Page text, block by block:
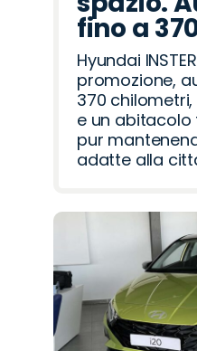
fino a
Hyundai
promozione,
370
e un
pur
adatte alla